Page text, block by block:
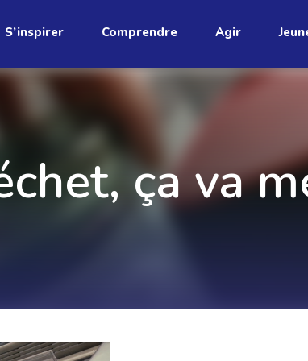
Abonnez-vous à
et des gestes
infolettre!
S’inspirer Comprendre Agir
ça va